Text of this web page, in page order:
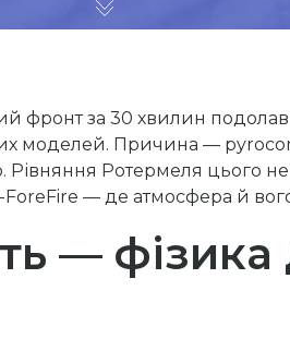
за 30 хвилин подолав
моделей. Причина —
Рівняння Ротермеля цього
— де атмосфера й
— фізика